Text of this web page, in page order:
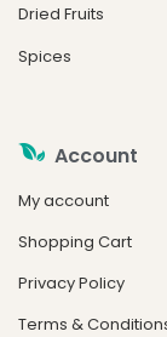
Dried Fruits
Spices
Account
My account
Shopping Cart
Privacy Policy
Terms &